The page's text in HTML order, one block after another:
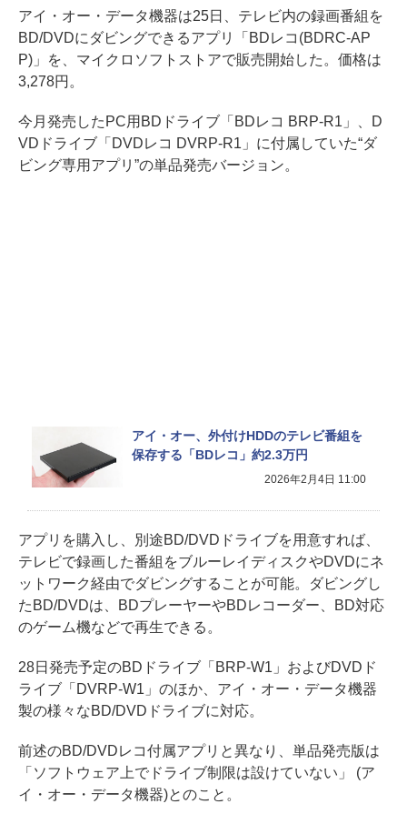
アイ・オー・データ機器は25日、テレビ内の録画番組を
BD/DVDにダビングできるアプリ「BDレコ(BDRC-AP
P)」を、マイクロソフトストアで販売開始した。価格は
3,278円。
今月発売したPC用BDドライブ「BDレコ BRP-R1」、D
VDドライブ「DVDレコ DVRP-R1」に付属していた“ダ
ビング専用アプリ”の単品発売バージョン。
アイ・オー、外付けHDDのテレビ番組を
保存する「BDレコ」約2.3万円
2026年2月4日 11:00
アプリを購入し、別途BD/DVDドライブを用意すれば、
テレビで録画した番組をブルーレイディスクやDVDにネ
ットワーク経由でダビングすることが可能。ダビングし
たBD/DVDは、BDプレーヤーやBDレコーダー、BD対応
のゲーム機などで再生できる。
28日発売予定のBDドライブ「BRP-W1」およびDVDド
ライブ「DVRP-W1」のほか、アイ・オー・データ機器
製の様々なBD/DVDドライブに対応。
前述のBD/DVDレコ付属アプリと異なり、単品発売版は
「ソフトウェア上でドライブ制限は設けていない」 (ア
イ・オー・データ機器)とのこと。